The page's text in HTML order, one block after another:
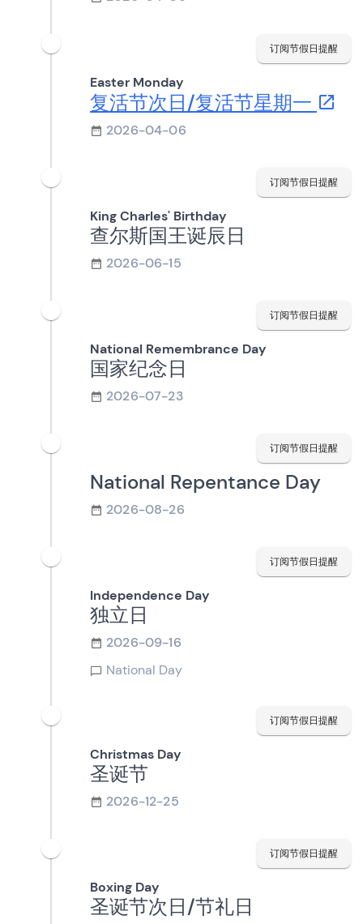
订阅节假日提醒
Easter Monday
复活节次日/复活节星期一
2026-04-06
订阅节假日提醒
King Charles' Birthday
查尔斯国王诞辰日
2026-06-15
订阅节假日提醒
National Remembrance Day
国家纪念日
2026-07-23
订阅节假日提醒
National Repentance Day
2026-08-26
订阅节假日提醒
Independence Day
独立日
2026-09-16
National Day
订阅节假日提醒
Christmas Day
圣诞节
2026-12-25
订阅节假日提醒
Boxing Day
圣诞节次日/节礼日